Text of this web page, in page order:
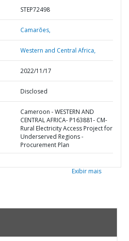
STEP72498
Camarões,
Western and Central Africa,
2022/11/17
Disclosed
Cameroon - WESTERN AND
CENTRAL AFRICA- P163881- CM-
Rural Electricity Access Project for
Underserved Regions -
Procurement Plan
Exibir mais